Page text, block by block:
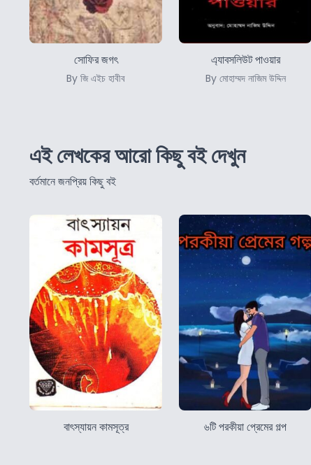
সোফির জগৎ
By জি এইচ হাবীব
এ্যাবসলিউট পাওয়ার
By মোহাম্মদ নাজিম উদ্দিন
এই লেখকের আরো কিছু বই দেখুন
বর্তমানে জনপ্রিয় কিছু বই
বাৎস্যায়ন কামসূত্র ৬টি পরকীয়া প্রেমের গল্প